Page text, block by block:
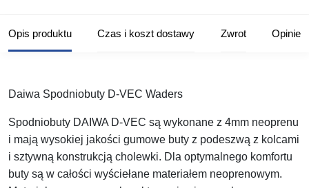
Opis produktu Czas i koszt dostawy Zwrot Opinie
Daiwa Spodniobuty D-VEC Waders
Spodniobuty DAIWA D-VEC są wykonane z 4mm neoprenu
i mają wysokiej jakości gumowe buty z podeszwą z kolcami
i sztywną konstrukcją cholewki. Dla optymalnego komfortu
buty są w całości wyściełane materiałem neoprenowym.